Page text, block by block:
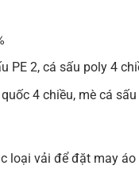
PE 2, cá sấu poly 4
4 chiều, mè cá sấu
loại vải để đặt may